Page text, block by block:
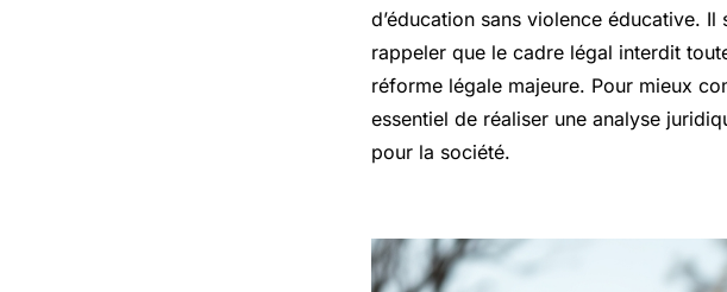
d’éducation sans violence éducative. Il
rappeler que le cadre légal interdit
réforme légale majeure. Pour mieux
essentiel de réaliser une analyse
pour la société.